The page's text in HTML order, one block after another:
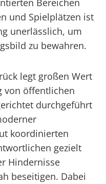
Bereichen
und Spielplätzen ist
unerlässlich, um
zu bewahren.
legt großen Wert
von öffentlichen
durchgeführt
koordinierten
gezielt
Hindernisse
beseitigen. Dabei